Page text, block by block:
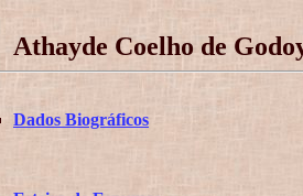
Athayde Coelho de
Dados Biográficos